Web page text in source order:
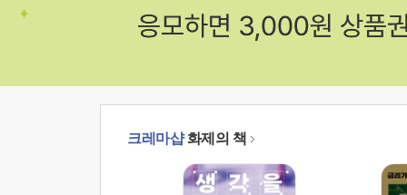
크레마샵화제의 책